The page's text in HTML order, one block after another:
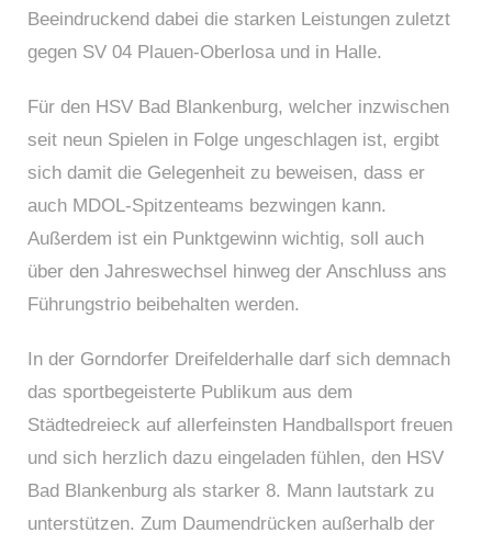
Beeindruckend dabei die starken Leistungen zuletzt
gegen SV 04 Plauen-Oberlosa und in Halle.
Für den HSV Bad Blankenburg, welcher inzwischen
seit neun Spielen in Folge ungeschlagen ist, ergibt
sich damit die Gelegenheit zu beweisen, dass er
auch MDOL-Spitzenteams bezwingen kann.
Außerdem ist ein Punktgewinn wichtig, soll auch
über den Jahreswechsel hinweg der Anschluss ans
Führungstrio beibehalten werden.
In der Gorndorfer Dreifelderhalle darf sich demnach
das sportbegeisterte Publikum aus dem
Städtedreieck auf allerfeinsten Handballsport freuen
und sich herzlich dazu eingeladen fühlen, den HSV
Bad Blankenburg als starker 8. Mann lautstark zu
unterstützen. Zum Daumendrücken außerhalb der